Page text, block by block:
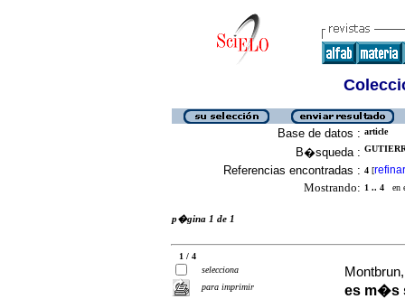
Base de datos : article
B�squeda :
Referencias encontradas : 4 [refinar
Mostrando: 1 .. 4 en
p�gina 1 de 1
1 / 4
selecciona
para imprimir
es m�s